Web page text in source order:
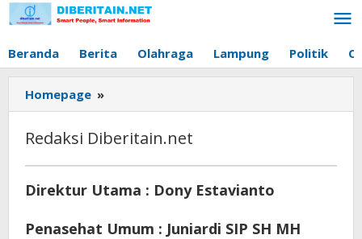
Lewati
ke
Beranda Berita Olahraga Lampung Politik
Homepage »
Diberitain.net
Redaksi Diberitain.net
Januari
29,
oleh
Direktur Utama : Dony Estavianto
Penasehat Umum : Juniardi SIP SH MH